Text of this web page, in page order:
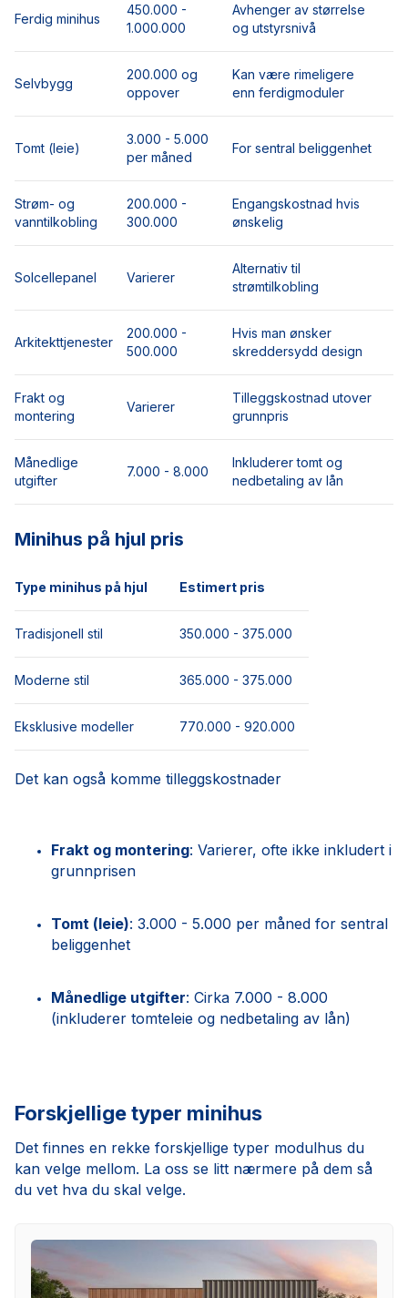
Ferdig minihus
450.000 -
1.000.000
Avhenger av størrelse
og utstyrsnivå
Selvbygg
200.000 og
oppover
Kan være rimeligere
enn ferdigmoduler
Tomt (leie)
3.000 - 5.000
per måned
For sentral beliggenhet
Strøm- og
vanntilkobling
200.000 -
300.000
Engangskostnad hvis
ønskelig
Solcellepanel Varierer
Alternativ til
strømtilkobling
Arkitekttjenester
200.000 -
500.000
Hvis man ønsker
skreddersydd design
Frakt og
montering
Varierer
Tilleggskostnad utover
grunnpris
Månedlige
utgifter
7.000 - 8.000
Inkluderer tomt og
nedbetaling av lån
Minihus på hjul pris
Type minihus på hjul Estimert pris
Tradisjonell stil 350.000 - 375.000
Moderne stil 365.000 - 375.000
Eksklusive modeller 770.000 - 920.000
Det kan også komme tilleggskostnader
Frakt og montering: Varierer, ofte ikke inkludert i
grunnprisen
Tomt (leie): 3.000 - 5.000 per måned for sentral
beliggenhet
Månedlige utgifter: Cirka 7.000 - 8.000
(inkluderer tomteleie og nedbetaling av lån)
Forskjellige typer minihus
Det finnes en rekke forskjellige typer modulhus du
kan velge mellom. La oss se litt nærmere på dem så
du vet hva du skal velge.